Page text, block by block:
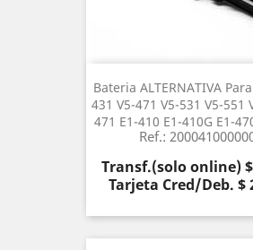
Bateria ALTERNATIVA Para
431 V5-471 V5-531 V5-551
471 E1-410 E1-410G E1-
Ref.:
Precio
Transf.(solo online)
Tarjeta Cred/Deb. $